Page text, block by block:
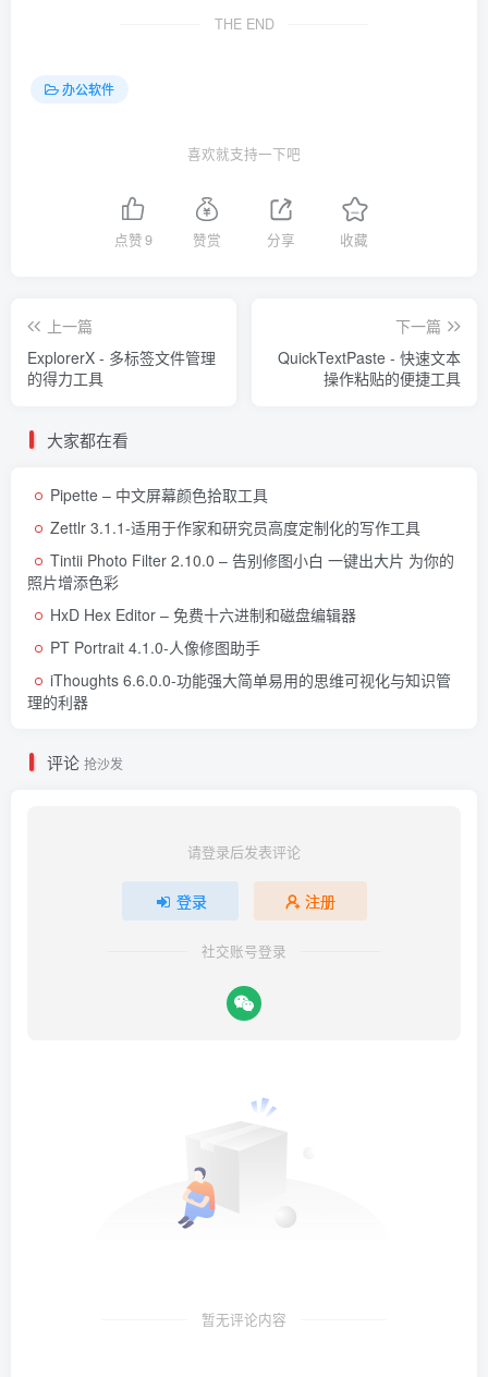
THE END
办公软件
喜欢就支持一下吧
点赞9 赞赏 分享 收藏
上一篇
ExplorerX - 多标签文件管理
的得力工具
下一篇
QuickTextPaste - 快速文本
操作粘贴的便捷工具
大家都在看
Pipette – 中文屏幕颜色拾取工具
Zettlr 3.1.1-适用于作家和研究员高度定制化的写作工具
Tintii Photo Filter 2.10.0 – 告别修图小白 一键出大片 为你的
照片增添色彩
HxD Hex Editor – 免费十六进制和磁盘编辑器
PT Portrait 4.1.0-人像修图助手
iThoughts 6.6.0.0-功能强大简单易用的思维可视化与知识管
理的利器
评论 抢沙发
请登录后发表评论
登录 注册
社交账号登录
暂无评论内容